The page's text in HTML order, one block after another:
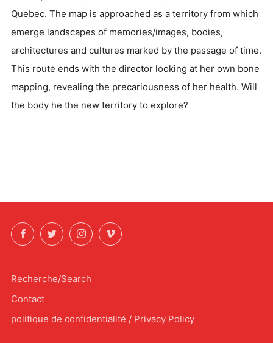
Quebec. The map is approached as a territory from which
emerge landscapes of memories/images, bodies,
architectures and cultures marked by the passage of time.
This route ends with the director looking at her own bone
mapping, revealing the precariousness of her health. Will
the body he the new territory to explore?
FacebookTwitterInstagramVimeo
Recherche/Search
Contact
politique de confidentialité / Privacy Policy